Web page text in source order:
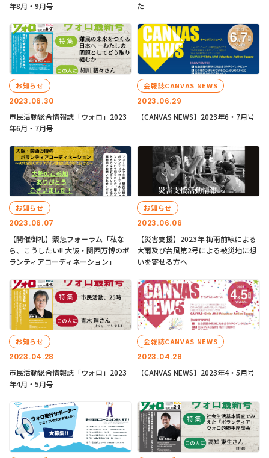
年8月・9月号
た
2023.06.30
お知らせ
市民活動総合情報誌「ウォロ」2023
年6月・7月号
2023.06.29
会報誌CANVAS NEWS
【CANVAS NEWS】2023年6・7月号
2023.06.07
お知らせ
【開催御礼】緊急フォーラム「私な
ら、こうしたい!! 大阪・関西万博のボ
ランティアコーディネーション」
2023.06.06
お知らせ
【災害支援】2023年 梅雨前線による
大雨及び台風第2号による被災地に想
いを寄せる方へ
2023.04.28
お知らせ
市民活動総合情報誌「ウォロ」2023
年4月・5月号
2023.04.28
会報誌CANVAS NEWS
【CANVAS NEWS】2023年4・5月号